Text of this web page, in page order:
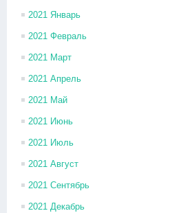
2021 Январь
2021 Февраль
2021 Март
2021 Апрель
2021 Май
2021 Июнь
2021 Июль
2021 Август
2021 Сентябрь
2021 Декабрь